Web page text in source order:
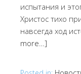
испытания и
Христос тихо
навсегда ход
more…]